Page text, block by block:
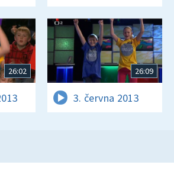
26:02 26:09
3. června 2013